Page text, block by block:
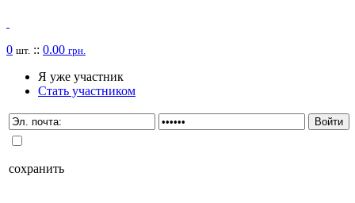
0 шт. :: 0.00 грн.
Я уже участник
Стать участником
сохранить